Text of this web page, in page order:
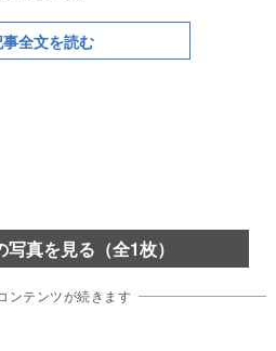
全文を読む
写真を見る（全1枚）
ンテンツが続きます